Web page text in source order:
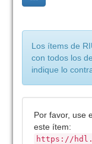
Los ítems de
con todos los
indique lo
Por favor, use
este ítem:
https://